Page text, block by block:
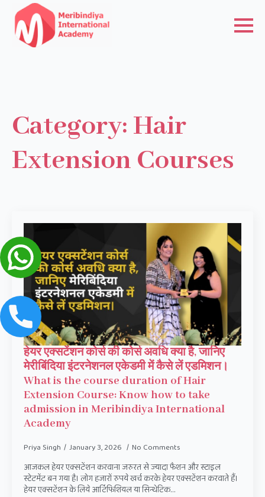
Category: Hair
Extension Courses
हेयर एक्सटेंशन कोर्स की कोर्स अवधि क्या है, जानिए
मेरीबिंदिया इंटरनेशनल एकेडमी में कैसे लें एडमिशन।
What is the course duration of Hair
Extension Course: Know how to take
admission in Meribindiya International
Academy
Priya Singh January 3, 2026 No Comments
आजकल हेयर एक्सटेंशन करवाना जरुरत से ज्यादा फैशन और स्टाइल
स्टेटमेंट बन गया है। लोग हजारों रुपये खर्च करके हेयर एक्सटेंशन करवाते हैं।
हेयर एक्सटेंशन के लिये आर्टिफिशियल या सिन्थेटिक…